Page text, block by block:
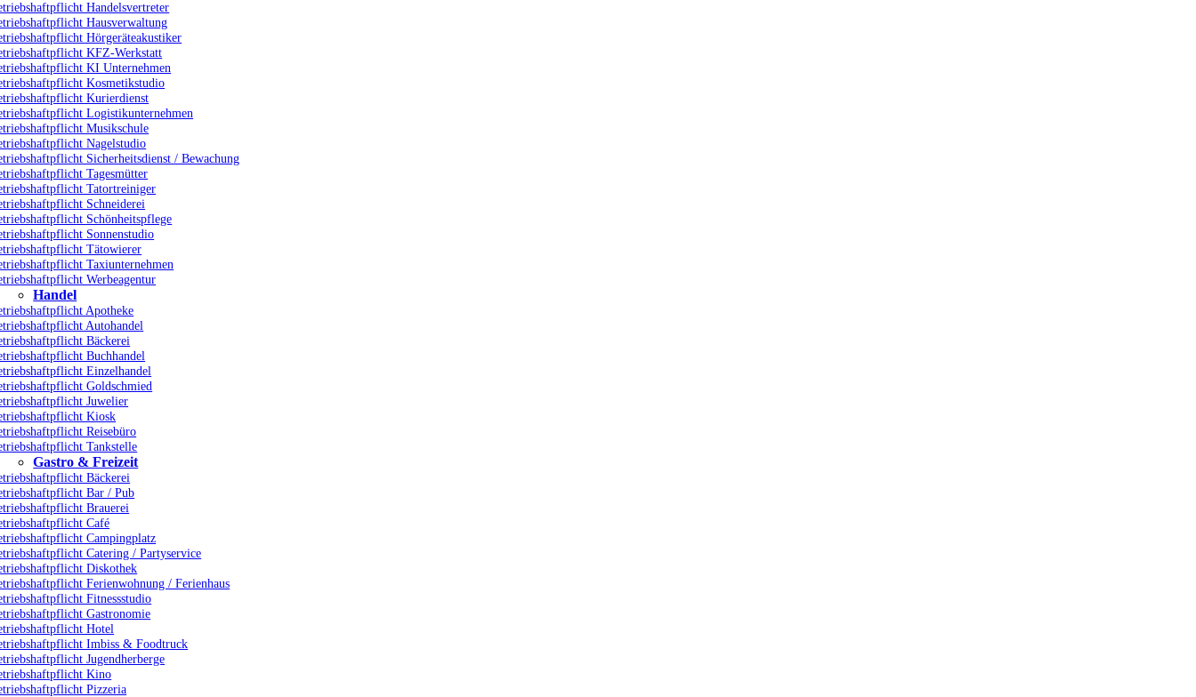
Handelsvertreter
Hausverwaltung
Hörgeräteakustiker
KFZ-Werkstatt
KI Unternehmen
Kosmetikstudio
Kurierdienst
Logistikunternehmen
Musikschule
Nagelstudio
Sicherheitsdienst / Bewachung
Tagesmütter
Tatortreiniger
Schneiderei
Schönheitspflege
Sonnenstudio
Tätowierer
Taxiunternehmen
Werbeagentur
Handel
Apotheke
Autohandel
Bäckerei
Buchhandel
Einzelhandel
Goldschmied
Juwelier
Kiosk
Reisebüro
Tankstelle
Gastro & Freizeit
Bäckerei
Bar / Pub
Brauerei
Café
Campingplatz
Catering / Partyservice
Diskothek
Ferienwohnung / Ferienhaus
Fitnessstudio
Gastronomie
Hotel
Imbiss & Foodtruck
Jugendherberge
Kino
Pizzeria